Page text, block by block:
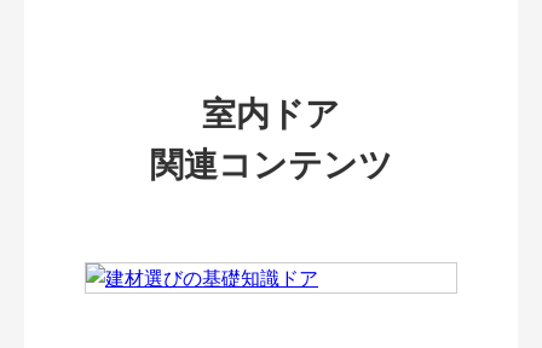
室内ドア
関連コンテンツ